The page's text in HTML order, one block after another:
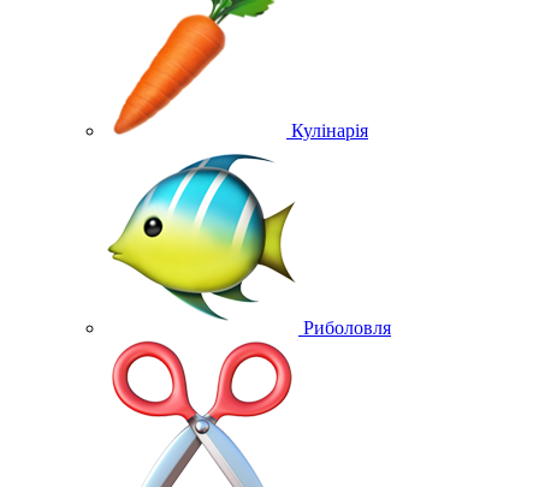
Кулінарія
Риболовля